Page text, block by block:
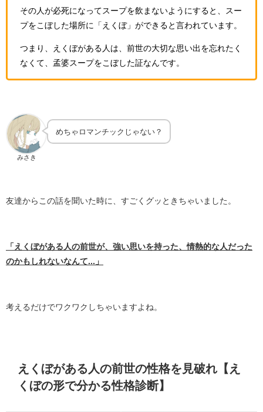
その人が必死になってスープを飲まないようにすると、スー
プをこぼした場所に「えくぼ」ができると言われています。
つまり、えくぼがある人は、前世の大切な思い出を忘れたく
なくて、孟婆スープをこぼした証なんです。
みさき
めちゃロマンチックじゃない？
友達からこの話を聞いた時に、すごくグッときちゃいました。
「えくぼがある人の前世が、強い思いを持った、情熱的な人だった
のかもしれないなんて...」
考えるだけでワクワクしちゃいますよね。
えくぼがある人の前世の性格を見破れ【え
くぼの形で分かる性格診断】